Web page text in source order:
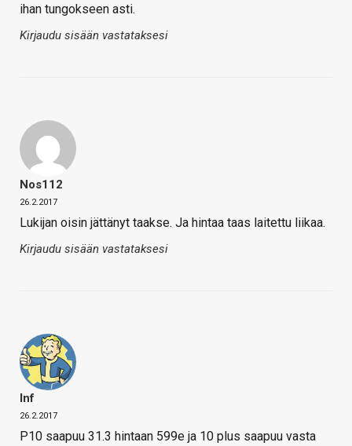
ihan tungokseen asti.
Kirjaudu sisään vastataksesi
Nos112
26.2.2017
Lukijan oisin jättänyt taakse. Ja hintaa taas laitettu liikaa.
Kirjaudu sisään vastataksesi
Inf
26.2.2017
P10 saapuu 31.3 hintaan 599e ja 10 plus saapuu vasta